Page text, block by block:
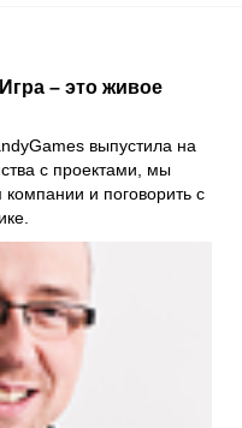
– это живое
выпустила на
с проектами, мы
компании и поговорить с